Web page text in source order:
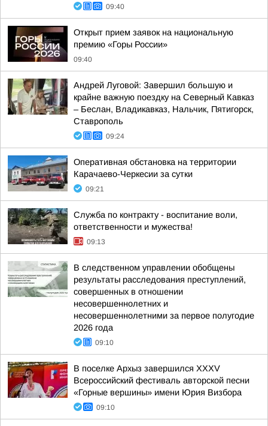
09:40
Открыт прием заявок на национальную
премию «Горы России»
09:40
Андрей Луговой: Завершил большую и
крайне важную поездку на Северный Кавказ
– Беслан, Владикавказ, Нальчик, Пятигорск,
Ставрополь
09:24
Оперативная обстановка на территории
Карачаево-Черкесии за сутки
09:21
Служба по контракту - воспитание воли,
ответственности и мужества!
09:13
В следственном управлении обобщены
результаты расследования преступлений,
совершенных в отношении
несовершеннолетних и
несовершеннолетними за первое полугодие
2026 года
09:10
В поселке Архыз завершился XXXV
Всероссийский фестиваль авторской песни
«Горные вершины» имени Юрия Визбора
09:10